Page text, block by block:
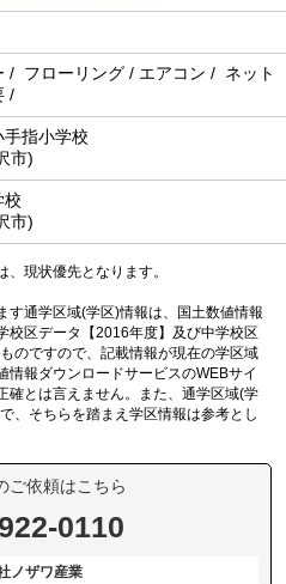
/ フローリング / エアコン / ネット
/
手指小学校
市)
校
市)
現状優先となります。
す通学区域(学区)情報は、国土数値情報
校区データ【2016年度】及び中学校区
のですので、記載情報が現在の学区域
情報ダウンロードサービスのWEBサイ
確とは言えません。また、通学区域(学
、そちらを踏まえ学区情報は参考とし
ご依頼はこちら
0110
ノザワ産業